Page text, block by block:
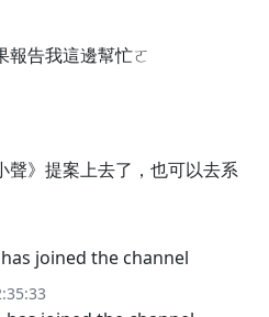
報告我這邊幫忙ㄛ
聲》提案上去了，也可以去系
has joined the channel